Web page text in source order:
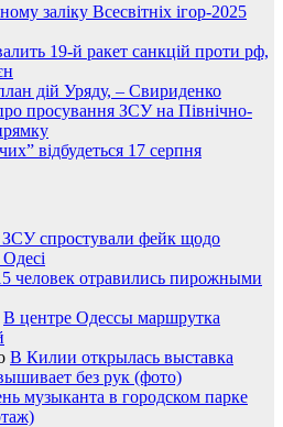
заліку Всесвітніх ігор-2025
19-й ракет санкцій проти рф,
дій Уряду, – Свириденко
просування ЗСУ на Північно-
відбудеться 17 серпня
спростували фейк щодо
человек отравились пирожными
В центре Одессы маршрутка
В Килии открылась выставка
без рук (фото)
музыканта в городском парке